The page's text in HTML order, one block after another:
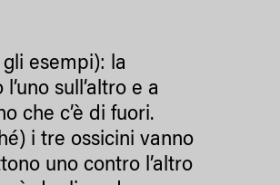
esempi): la
sull’altro e a
che c’è di fuori.
i tre ossicini vanno
uno contro l’altro